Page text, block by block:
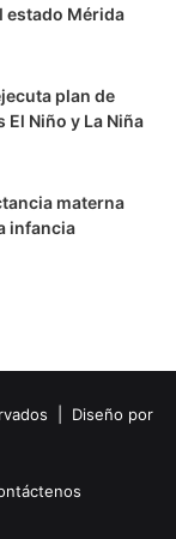
estado Mérida
plan de
Niño y La Niña
materna
infancia
| Diseño por